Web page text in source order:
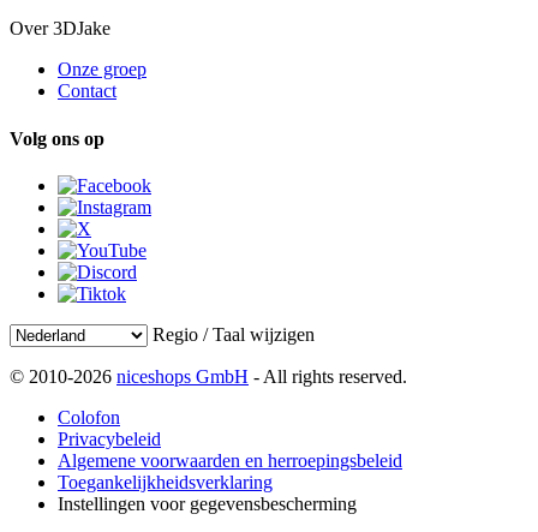
Over 3DJake
Onze groep
Contact
Volg ons op
Regio / Taal wijzigen
© 2010-2026 niceshops GmbH - All rights reserved.
Colofon
Privacybeleid
Algemene voorwaarden en herroepingsbeleid
Toegankelijkheidsverklaring
Instellingen voor gegevensbescherming